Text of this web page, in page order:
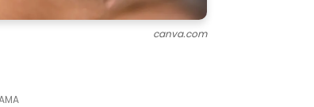
canva.com